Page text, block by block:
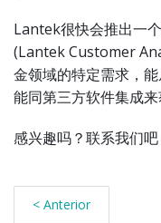
Lantek很快会推出一
(Lantek Customer
金领域的特定需求，
能同第三方软件集成来
感兴趣吗？联系我们吧
< Anterior